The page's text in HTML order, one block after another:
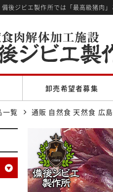
後ジビエ製作所では「最高級猪肉
卸売希望者募集
一覧 通販 自然食 天然食 広